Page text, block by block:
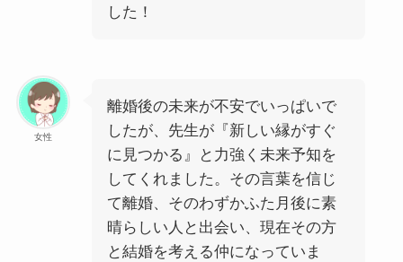
した！
女性
離婚後の未来が不安でいっぱいで
したが、先生が『新しい縁がすぐ
に見つかる』と力強く未来予知を
してくれました。その言葉を信じ
て離婚、そのわずかふた月後に素
晴らしい人と出会い、現在その方
と結婚を考える仲になっていま